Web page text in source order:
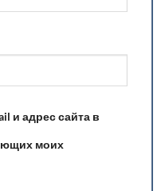
и адрес сайта в
моих